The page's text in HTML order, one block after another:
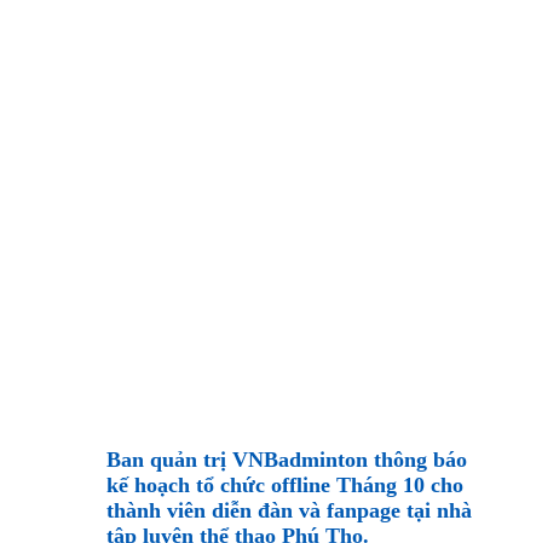
Ban quản trị VNBadminton thông báo
kế hoạch tổ chức offline Tháng 10 cho
thành viên diễn đàn và fanpage tại nhà
tập luyện thể thao Phú Thọ.